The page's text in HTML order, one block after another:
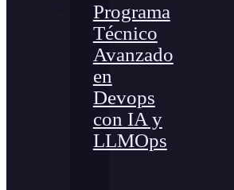
Programa
Técnico
Avanzado
en
Devops
con IA y
LLMOps